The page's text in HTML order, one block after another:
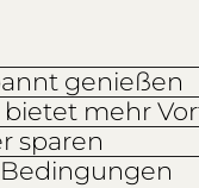
genießen
mehr
sparen